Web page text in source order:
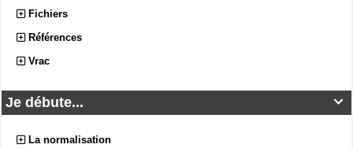
Fichiers
Références
Vrac

Je débute...
La normalisation